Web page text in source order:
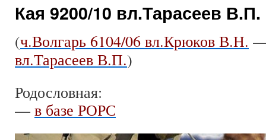
Кая 9200/10 вл.Тарасеев В.П.
(ч.Волгарь 6104/06 вл.Крюков В.Н.
вл.Тарасеев В.П.)
Родословная:
— в базе РОРС